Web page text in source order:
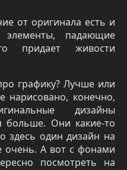
от оригинала есть и
элементы, падающие
придает живости
графику? Лучше или
нарисовано, конечно,
дизайны
больше. Они какие-то
здесь один дизайн на
очень. А вот с фонами
посмотреть на